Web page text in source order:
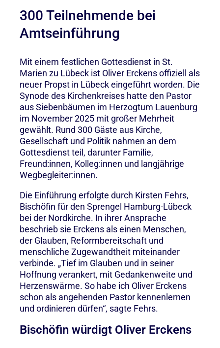
300 Teilnehmende bei
Amtseinführung
Mit einem festlichen Gottesdienst in St.
Marien zu Lübeck ist Oliver Erckens offiziell als
neuer Propst in Lübeck eingeführt worden. Die
Synode des Kirchenkreises hatte den Pastor
aus Siebenbäumen im Herzogtum Lauenburg
im November 2025 mit großer Mehrheit
gewählt. Rund 300 Gäste aus Kirche,
Gesellschaft und Politik nahmen an dem
Gottesdienst teil, darunter Familie,
Freund:innen, Kolleg:innen und langjährige
Wegbegleiter:innen.
Die Einführung erfolgte durch Kirsten Fehrs,
Bischöfin für den Sprengel Hamburg-Lübeck
bei der Nordkirche. In ihrer Ansprache
beschrieb sie Erckens als einen Menschen,
der Glauben, Reformbereitschaft und
menschliche Zugewandtheit miteinander
verbinde. „Tief im Glauben und in seiner
Hoffnung verankert, mit Gedankenweite und
Herzenswärme. So habe ich Oliver Erckens
schon als angehenden Pastor kennenlernen
und ordinieren dürfen“, sagte Fehrs.
Bischöfin würdigt Oliver Erckens